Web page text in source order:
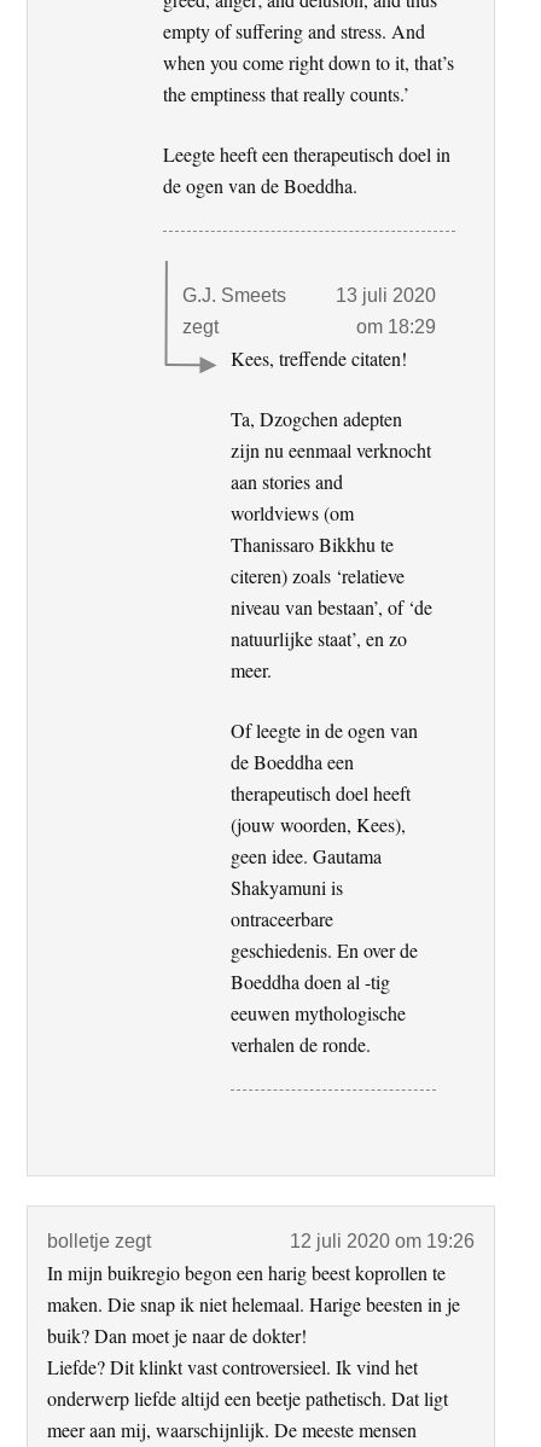
empty of suffering and stress. And
when you come right down to it, that’s
the emptiness that really counts.’
Leegte heeft een therapeutisch doel in
de ogen van de Boeddha.
G.J. Smeets
zegt
13 juli 2020
om 18:29
Kees, treffende citaten!
Ta, Dzogchen adepten
zijn nu eenmaal verknocht
aan stories and
worldviews (om
Thanissaro Bikkhu te
citeren) zoals ‘relatieve
niveau van bestaan’, of ‘de
natuurlijke staat’, en zo
meer.
Of leegte in de ogen van
de Boeddha een
therapeutisch doel heeft
(jouw woorden, Kees),
geen idee. Gautama
Shakyamuni is
ontraceerbare
geschiedenis. En over de
Boeddha doen al -tig
eeuwen mythologische
verhalen de ronde.
bolletje zegt 12 juli 2020 om 19:26
In mijn buikregio begon een harig beest koprollen te
maken. Die snap ik niet helemaal. Harige beesten in je
buik? Dan moet je naar de dokter!
Liefde? Dit klinkt vast controversieel. Ik vind het
onderwerp liefde altijd een beetje pathetisch. Dat ligt
meer aan mij, waarschijnlijk. De meeste mensen